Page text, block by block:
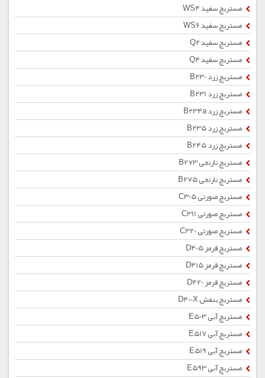
مستربچ سفید WS4
مستربچ سفید WS6
مستربچ سفید Q2
مستربچ سفید Q4
مستربچ زرد B230
مستربچ زرد B231
مستربچ زرد B234a
مستربچ زرد B235
مستربچ زرد B245
مستربچ نارنجی B273
مستربچ نارنجی B275
مستربچ صورتی C305
مستربچ صورتی C311
مستربچ صورتی C320
مستربچ قرمز D405
مستربچ قرمز D415
مستربچ قرمز D420
مستربچ بنفش D400X
مستربچ آبی E503
مستربچ آبی E517
مستربچ آبی E519
مستربچ آبی E593